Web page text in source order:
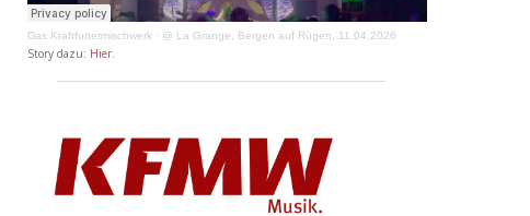
Das Kraftfuttermischwerk · @ La Grange, Bergen auf Rügen, 11.04.2026
Story dazu: Hier.